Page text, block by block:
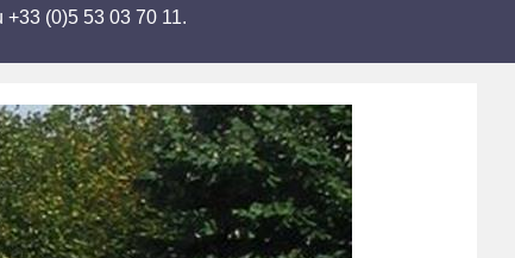
(0)5 53 03 70 11.